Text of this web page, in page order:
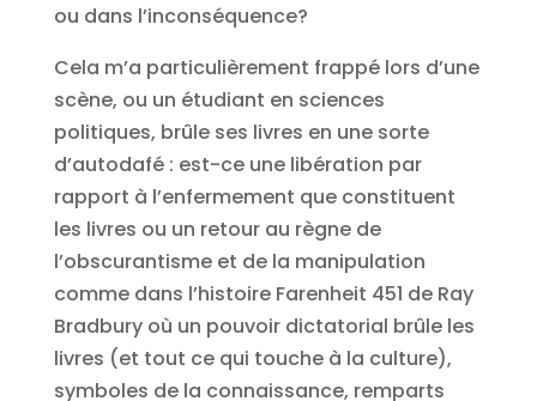
ou dans l’inconséquence?
Cela m’a particulièrement frappé lors d’une
scène, ou un étudiant en sciences
politiques, brûle ses livres en une sorte
d’autodafé : est-ce une libération par
rapport à l’enfermement que constituent
les livres ou un retour au règne de
l’obscurantisme et de la manipulation
comme dans l’histoire Farenheit 451 de Ray
Bradbury où un pouvoir dictatorial brûle les
livres (et tout ce qui touche à la culture),
symboles de la connaissance, remparts